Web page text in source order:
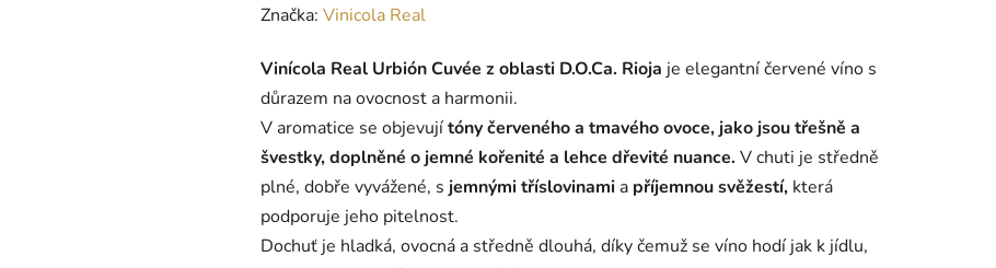
hodnocení
je
0,0
z
5
hvězdiček.
Značka: Vinicola Real
Vinícola Real Urbión Cuvée z oblasti D.O.Ca. Rioja je elegantní červené víno s
důrazem na ovocnost a harmonii.
V aromatice se objevujítóny červeného a tmavého ovoce, jako jsou třešně a
švestky, doplněné o jemné kořenité a lehce dřevité nuance. V chuti je středně
plné, dobře vyvážené, s jemnými tříslovinami a příjemnou svěžestí, která
podporuje jeho pitelnost.
Dochuť je hladká, ovocná a středně dlouhá, díky čemuž se víno hodí jak k jídlu,